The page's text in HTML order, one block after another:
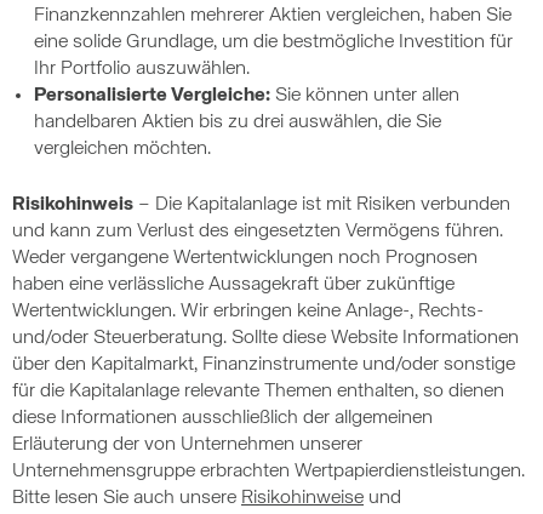
Finanzkennzahlen mehrerer Aktien vergleichen, haben Sie
eine solide Grundlage, um die bestmögliche Investition für
Ihr Portfolio auszuwählen.
Personalisierte Vergleiche: Sie können unter allen
handelbaren Aktien bis zu drei auswählen, die Sie
vergleichen möchten.
Risikohinweis – Die Kapitalanlage ist mit Risiken verbunden
und kann zum Verlust des eingesetzten Vermögens führen.
Weder vergangene Wertentwicklungen noch Prognosen
haben eine verlässliche Aussagekraft über zukünftige
Wertentwicklungen. Wir erbringen keine Anlage-, Rechts-
und/oder Steuerberatung. Sollte diese Website Informationen
über den Kapitalmarkt, Finanzinstrumente und/oder sonstige
für die Kapitalanlage relevante Themen enthalten, so dienen
diese Informationen ausschließlich der allgemeinen
Erläuterung der von Unternehmen unserer
Unternehmensgruppe erbrachten Wertpapierdienstleistungen.
Bitte lesen Sie auch unsere Risikohinweise und